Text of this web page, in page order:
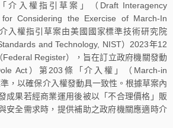
介入權指引草案」（Draft Interagency
Considering the Exercise of March-In
入權指引草案由美國國家標準技術研究院
and Technology, NIST）2023年12
Register），旨在訂立政府機關發動
Act）第203條「介入權」（March-in
，以確保介入權發動具一致性。根據草案內
成果若經商業運用後被以「不合理價格」販
安全需求時，提供補助之政府機關應適時介